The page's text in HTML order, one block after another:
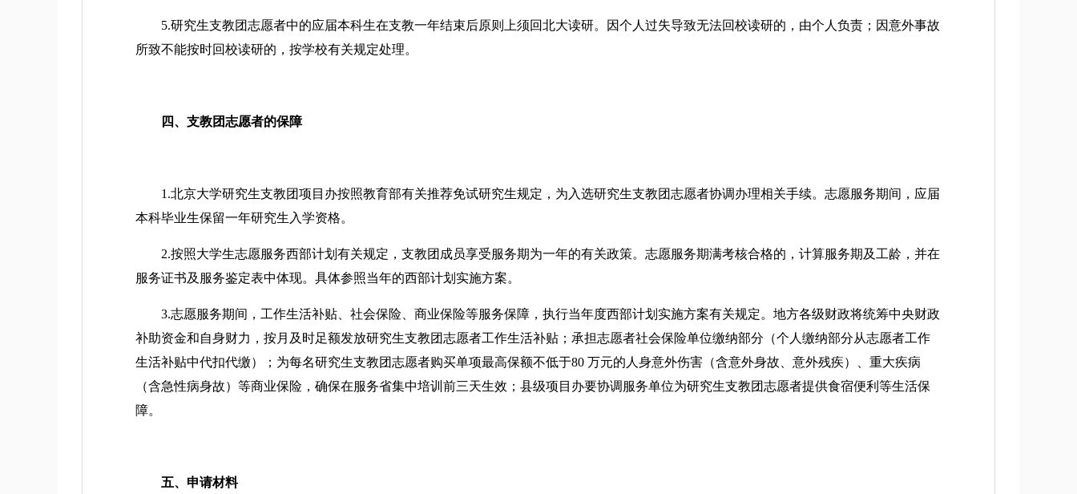
5.研究生支教团志愿者中的应届本科生在支教一年结束后原则上须回北大读研。因个人过失导致无法回校读研的，由个人负责；因意外事故
所致不能按时回校读研的，按学校有关规定处理。
四、支教团志愿者的保障
1.北京大学研究生支教团项目办按照教育部有关推荐免试研究生规定，为入选研究生支教团志愿者协调办理相关手续。志愿服务期间，应届
本科毕业生保留一年研究生入学资格。
2.按照大学生志愿服务西部计划有关规定，支教团成员享受服务期为一年的有关政策。志愿服务期满考核合格的，计算服务期及工龄，并在
服务证书及服务鉴定表中体现。具体参照当年的西部计划实施方案。
3.志愿服务期间，工作生活补贴、社会保险、商业保险等服务保障，执行当年度西部计划实施方案有关规定。地方各级财政将统筹中央财政
补助资金和自身财力，按月及时足额发放研究生支教团志愿者工作生活补贴；承担志愿者社会保险单位缴纳部分（个人缴纳部分从志愿者工作
生活补贴中代扣代缴）；为每名研究生支教团志愿者购买单项最高保额不低于80 万元的人身意外伤害（含意外身故、意外残疾）、重大疾病
（含急性病身故）等商业保险，确保在服务省集中培训前三天生效；县级项目办要协调服务单位为研究生支教团志愿者提供食宿便利等生活保
障。
五、申请材料